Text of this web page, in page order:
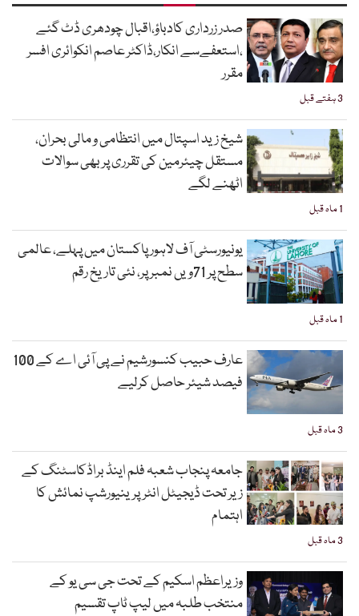
3 ہفتے قبل
صدر زرداری کادباؤ،اقبال چودھری ڈٹ گئے
،استعفےسے انکار،ڈاکٹر عاصم انکوائری افسر
مقرر
1 ماہ قبل
شیخ زید اسپتال میں انتظامی و مالی بحران،
مستقل چیئرمین کی تقرری پر بھی سوالات
اٹھنے لگے
1 ماہ قبل
یونیورسٹی آف لاہور پاکستان میں پہلے، عالمی
سطح پر 71ویں نمبر پر، نئی تاریخ رقم
3 ماہ قبل
عارف حبیب کنسورشیم نے پی آئی اے کے 100
فیصد شیئر حاصل کرلیے
3 ماہ قبل
جامعہ پنجاب شعبہ فلم اینڈ براڈکاسٹنگ کے
زیر تحت ڈیجیٹل انٹرپرینیورشپ نمائش کا
اہتمام
وزیراعظم اسکیم کے تحت جی سی یو کے
منتخب طلبہ میں لیپ ٹاپ تقسیم